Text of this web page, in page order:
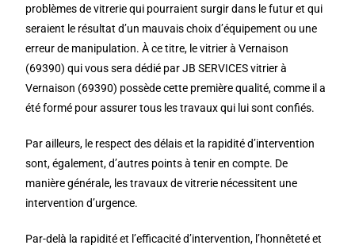
problèmes de vitrerie qui pourraient surgir dans le futur et qui
seraient le résultat d’un mauvais choix d’équipement ou une
erreur de manipulation. À ce titre, le vitrier à Vernaison
(69390) qui vous sera dédié par JB SERVICES vitrier à
Vernaison (69390) possède cette première qualité, comme il a
été formé pour assurer tous les travaux qui lui sont confiés.
Par ailleurs, le respect des délais et la rapidité d’intervention
sont, également, d’autres points à tenir en compte. De
manière générale, les travaux de vitrerie nécessitent une
intervention d’urgence.
Par-delà la rapidité et l’efficacité d’intervention, l’honnêteté et